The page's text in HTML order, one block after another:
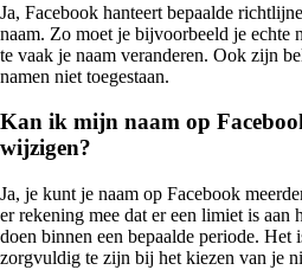
Ja, Facebook hanteert bepaalde
naam. Zo moet je bijvoorbeeld je echte
te vaak je naam veranderen. Ook zijn
namen niet toegestaan.
Kan ik mijn naam op
wijzigen?
Ja, je kunt je naam op Facebook
er rekening mee dat er een limiet is aan
doen binnen een bepaalde periode. Het
zorgvuldig te zijn bij het kiezen van je